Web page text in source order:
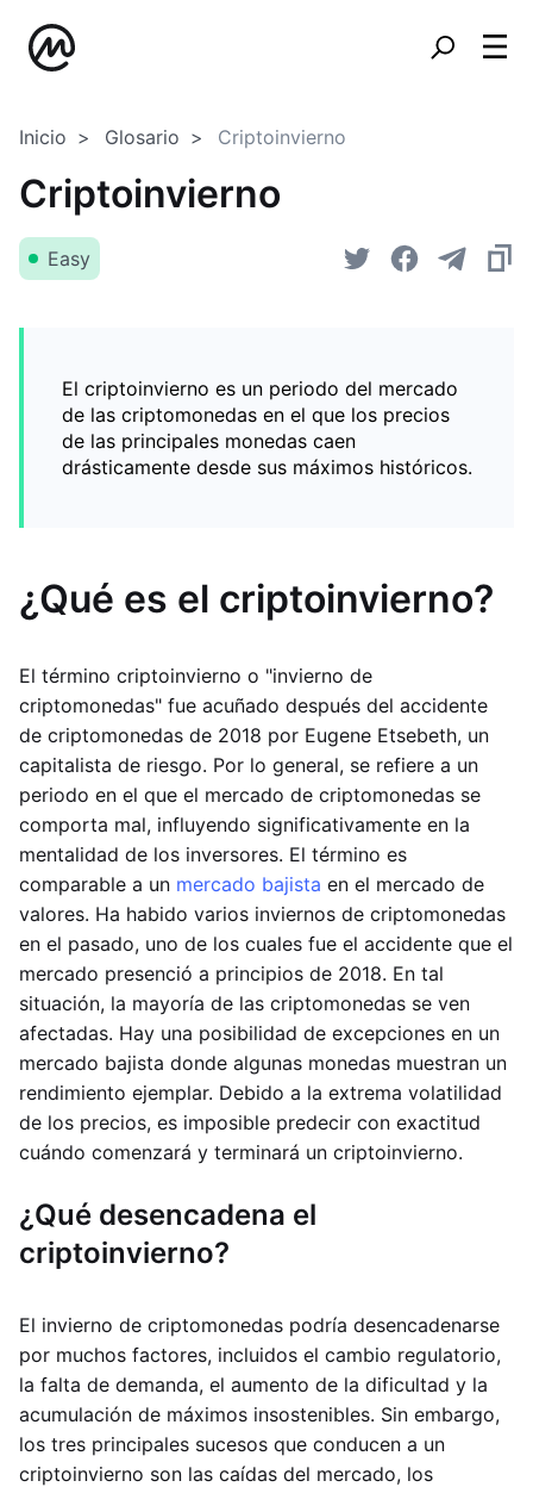
Inicio Glosario Criptoinvierno
Criptoinvierno
Easy
El criptoinvierno es un periodo del mercado
de las criptomonedas en el que los precios
de las principales monedas caen
drásticamente desde sus máximos históricos.
¿Qué es el criptoinvierno?
El término criptoinvierno o "invierno de
criptomonedas" fue acuñado después del accidente
de criptomonedas de 2018 por Eugene Etsebeth, un
capitalista de riesgo. Por lo general, se refiere a un
periodo en el que el mercado de criptomonedas se
comporta mal, influyendo significativamente en la
mentalidad de los inversores. El término es
comparable a un mercado bajista en el mercado de
valores. Ha habido varios inviernos de criptomonedas
en el pasado, uno de los cuales fue el accidente que el
mercado presenció a principios de 2018. En tal
situación, la mayoría de las criptomonedas se ven
afectadas. Hay una posibilidad de excepciones en un
mercado bajista donde algunas monedas muestran un
rendimiento ejemplar. Debido a la extrema volatilidad
de los precios, es imposible predecir con exactitud
cuándo comenzará y terminará un criptoinvierno.
¿Qué desencadena el
criptoinvierno?
El invierno de criptomonedas podría desencadenarse
por muchos factores, incluidos el cambio regulatorio,
la falta de demanda, el aumento de la dificultad y la
acumulación de máximos insostenibles. Sin embargo,
los tres principales sucesos que conducen a un
criptoinvierno son las caídas del mercado, los